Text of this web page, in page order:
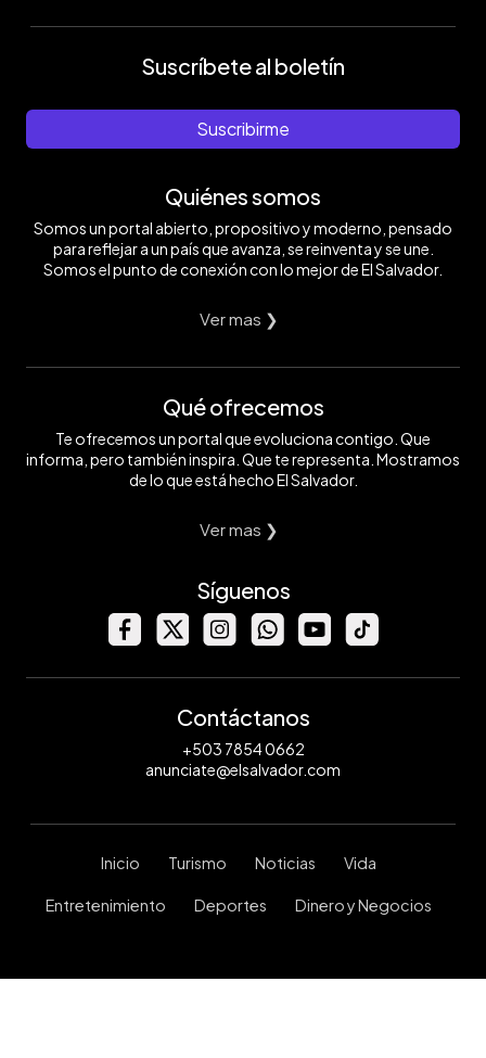
Suscríbete al boletín
Suscribirme
Quiénes somos
Somos un portal abierto, propositivo y moderno, pensado
para reflejar a un país que avanza, se reinventa y se une.
Somos el punto de conexión con lo mejor de El Salvador.
Ver mas ❯
Qué ofrecemos
Te ofrecemos un portal que evoluciona contigo. Que
informa, pero también inspira. Que te representa. Mostramos
de lo que está hecho El Salvador.
Ver mas ❯
Síguenos
Contáctanos
+503 7854 0662
anunciate@elsalvador.com
Inicio Turismo Noticias Vida
Entretenimiento Deportes Dinero y Negocios